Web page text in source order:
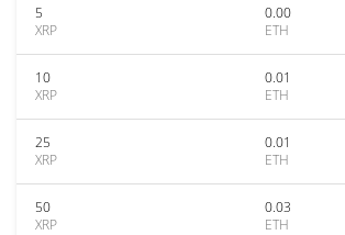
5
XRP
0.00
ETH
10
XRP
0.01
ETH
25
XRP
0.01
ETH
50
XRP
0.03
ETH